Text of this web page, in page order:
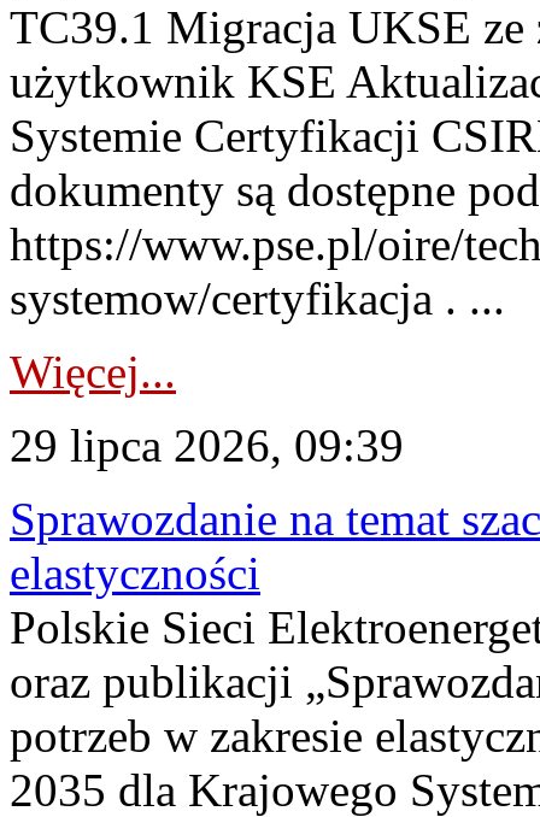
TC39.1 Migracja UKSE
użytkownik KSE
Systemie Certyfikacji
dokumenty są dostępne
https://www.pse.pl/oire/
systemow/certyfikacja . ...
Więcej...
29 lipca 2026, 09:39
Sprawozdanie na temat
elastyczności
Polskie Sieci
oraz publikacji
potrzeb w zakresie
2035 dla Krajowego